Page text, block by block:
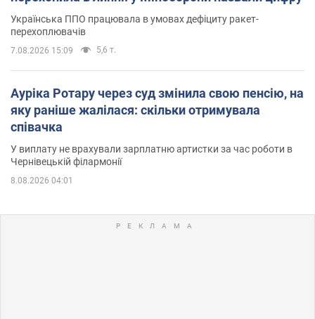
Українська ППО працювала в умовах дефіциту ракет-
перехоплювачів
7.08.2026 15:09 5,6 т.
Ауріка Ротару через суд змінила свою пенсію, на
яку раніше жалілася: скільки отримувала
співачка
У виплату не врахували зарплатню артистки за час роботи в
Чернівецькій філармонії
8.08.2026 04:01